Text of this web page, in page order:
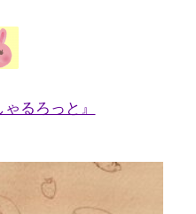
るろっと』